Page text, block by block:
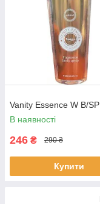
Vanity Essence W B/
В наявності
246 ₴ 290 ₴
Купити